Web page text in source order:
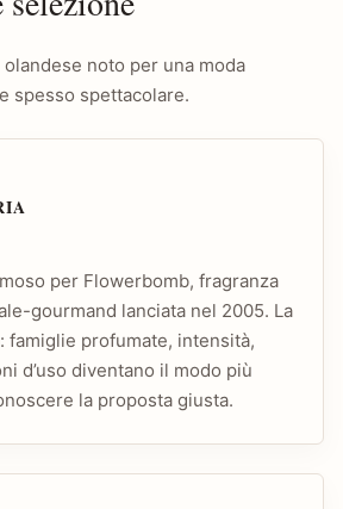
noto per una moda
spesso spettacolare.
per Flowerbomb, fragranza
gourmand lanciata nel 2005. La
famiglie profumate, intensità,
d’uso diventano il modo più
la proposta giusta.